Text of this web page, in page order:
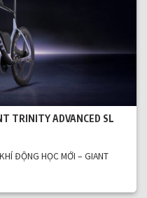
TRINITY ADVANCED SL
ĐỘNG HỌC MỚI – GIANT